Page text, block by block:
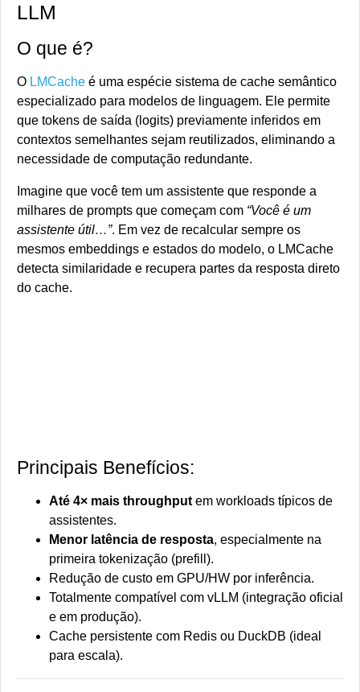
LLM
O que é?
O LMCache é uma espécie sistema de cache semântico
especializado para modelos de linguagem. Ele permite
que tokens de saída (logits) previamente inferidos em
contextos semelhantes sejam reutilizados, eliminando a
necessidade de computação redundante.
Imagine que você tem um assistente que responde a
milhares de prompts que começam com “Você é um
assistente útil…”. Em vez de recalcular sempre os
mesmos embeddings e estados do modelo, o LMCache
detecta similaridade e recupera partes da resposta direto
do cache.
Principais Benefícios:
Até 4× mais throughput em workloads típicos de
assistentes.
Menor latência de resposta, especialmente na
primeira tokenização (prefill).
Redução de custo em GPU/HW por inferência.
Totalmente compatível com vLLM (integração oficial
e em produção).
Cache persistente com Redis ou DuckDB (ideal
para escala).